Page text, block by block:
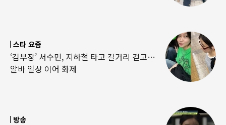
스타 요즘
‘김부장’ 서수민, 지하철 타고 길거리 걷고…
알바 일상 이어 화제
방송